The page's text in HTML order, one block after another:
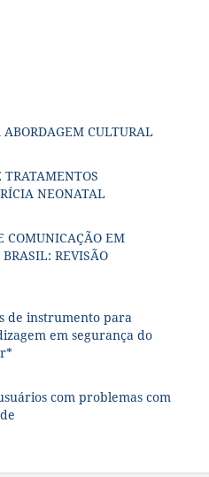
CULTURAL
TRATAMENTOS
NEONATAL
COMUNICAÇÃO EM
REVISÃO
de instrumento para
em segurança do
com problemas com